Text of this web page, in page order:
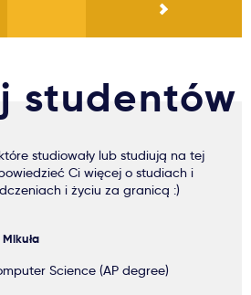
studentów
studiowały lub studiują na tej
Ci więcej o studiach i
i życiu za granicą :)
Science (AP degree)